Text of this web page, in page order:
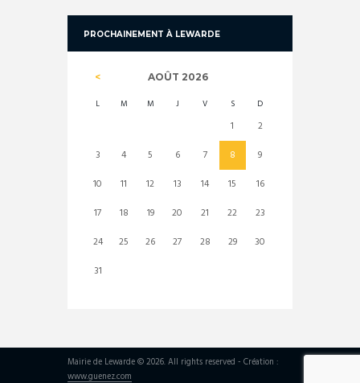
PROCHAINEMENT À LEWARDE
AOÛT 2026
L M M J V S D
1
2
3
4 5 6 7 8
9
10
11 12 13 14 15
16
17
18 19 20 21 22
23
24
25 26 27 28 29
30
31
Mairie de Lewarde © 2026. All rights reserved - Création :
www.guenez.com